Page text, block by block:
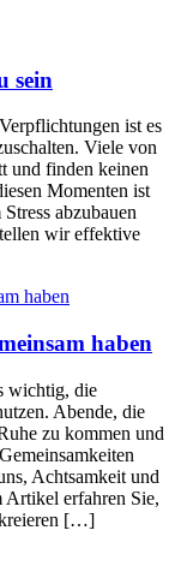
sein
ist es
Viele von
und finden keinen
Momenten ist
abzubauen
wir effektive
haben
wichtig, die
Abende, die
zu kommen und
Achtsamkeit und
Artikel erfahren Sie,
kreieren […]